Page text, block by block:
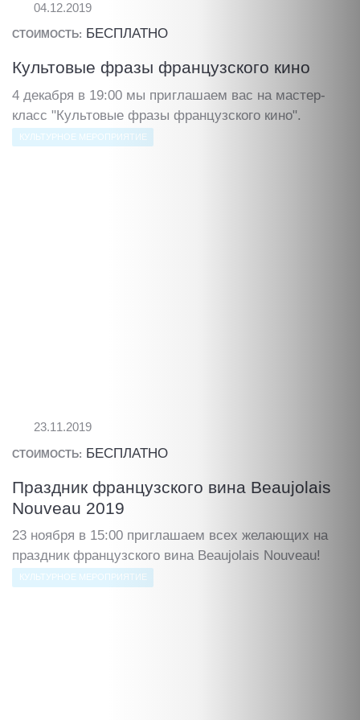
04.12.2019
СТОИМОСТЬ: БЕСПЛАТНО
Культовые фразы французского кино
4 декабря в 19:00 мы приглашаем вас на мастер-
класс "Культовые фразы французского кино".
КУЛЬТУРНОЕ МЕРОПРИЯТИЕ
23.11.2019
СТОИМОСТЬ: БЕСПЛАТНО
Праздник французского вина Beaujolais
Nouveau 2019
23 ноября в 15:00 приглашаем всех желающих на
праздник французского вина Beaujolais Nouveau!
КУЛЬТУРНОЕ МЕРОПРИЯТИЕ